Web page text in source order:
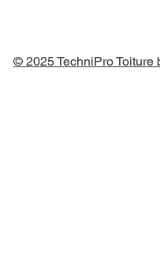
© 2025 TechniPro Toiture